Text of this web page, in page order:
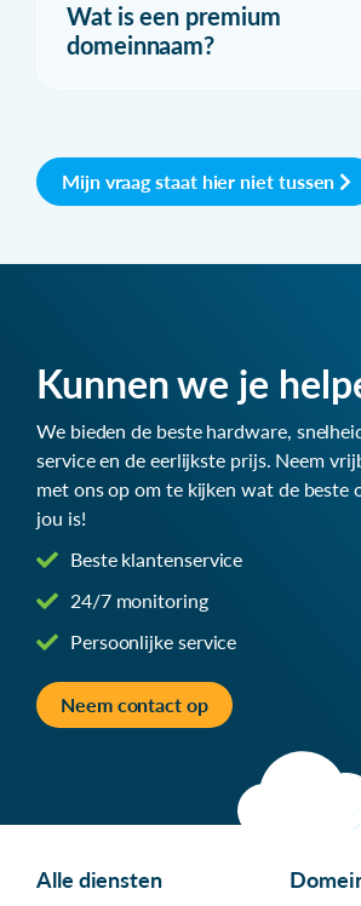
Wat is een premium
domeinnaam?
Mijn vraag staat hier niet tussen
Kunnen we je
We bieden de beste hardware,
service en de eerlijkste prijs. Neem
met ons op om te kijken wat de beste
jou is!
Beste klantenservice
24/7 monitoring
Persoonlijke service
Neem contact op
Alle diensten